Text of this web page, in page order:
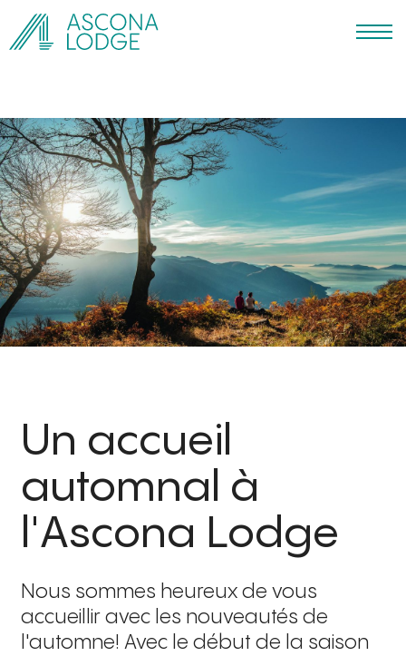
Un accueil
automnal à
l'Ascona Lodge
Nous sommes heureux de vous
accueillir avec les nouveautés de
l'automne! Avec le début de la saison